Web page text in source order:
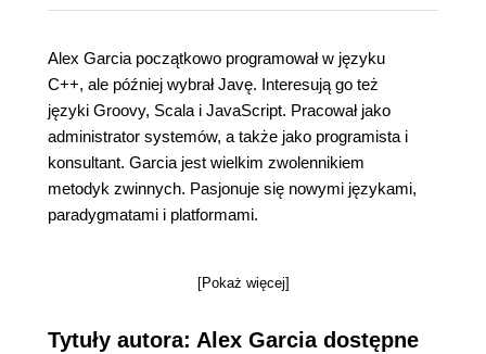
Alex Garcia początkowo programował w języku
C++, ale później wybrał Javę. Interesują go też
języki Groovy, Scala i JavaScript. Pracował jako
administrator systemów, a także jako programista i
konsultant. Garcia jest wielkim zwolennikiem
metodyk zwinnych. Pasjonuje się nowymi językami,
paradygmatami i platformami.
[Pokaż więcej]
Tytuły autora: Alex Garcia dostępne